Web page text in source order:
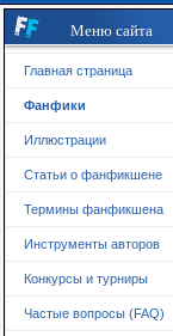
Меню сайта
Главная страница
Фанфики
Иллюстрации
Статьи о фанфикшене
Термины фанфикшена
Инструменты авторов
Конкурсы и турниры
Частые вопросы (FAQ)